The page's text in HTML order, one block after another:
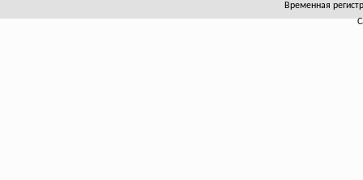
Временная